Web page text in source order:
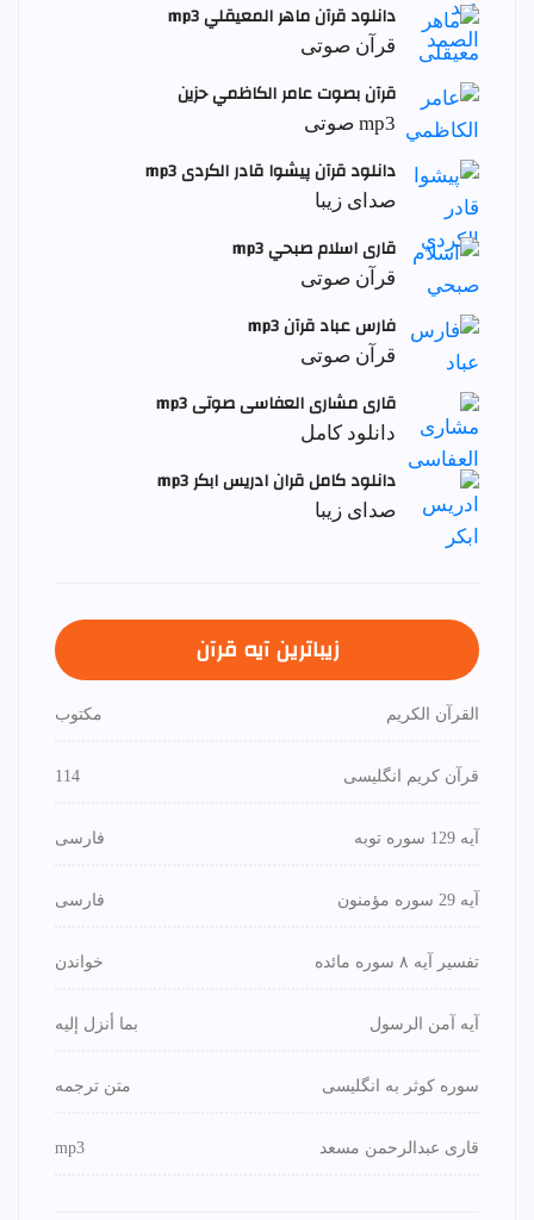
دانلود قرآن ماهر المعيقلي mp3
قرآن صوتی
قرآن بصوت عامر الكاظمي حزين
mp3 صوتی
دانلود قرآن پیشوا قادر الکردی mp3
صدای زیبا
قاری اسلام صبحي mp3
قرآن صوتی
فارس عباد قرآن mp3
قرآن صوتی
قاری مشاری العفاسی صوتی mp3
دانلود کامل
دانلود کامل قران ادریس ابکر mp3
صدای زیبا
زیباترین آیه قرآن
القرآن الكريم مكتوب
قرآن کریم انگلیسی 114
آیه 129 سوره توبه فارسی
آیه 29 سوره مؤمنون فارسی
تفسیر آیه ۸ سوره مائده خواندن
آیه آمن الرسول بما أنزل إليه
سوره کوثر به انگلیسی متن ترجمه
قاری عبدالرحمن مسعد mp3